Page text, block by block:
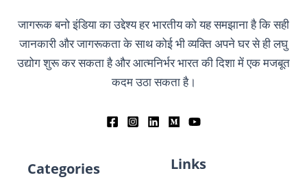
जागरूक बनो इंडिया का उद्देश्य हर भारतीय को यह समझाना है कि सही
जानकारी और जागरूकता के साथ कोई भी व्यक्ति अपने घर से ही लघु
उद्योग शुरू कर सकता है और आत्मनिर्भर भारत की दिशा में एक मजबूत
कदम उठा सकता है।
Categories Links